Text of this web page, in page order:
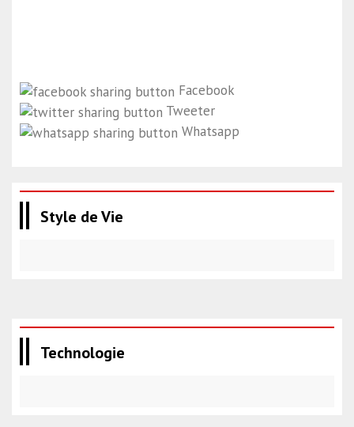
Facebook
Tweeter
Whatsapp
Style de Vie
Technologie